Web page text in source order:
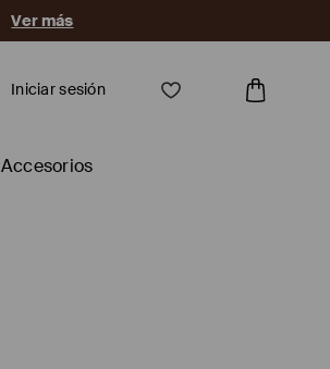
Ver más
Iniciar sesión
Accesorios